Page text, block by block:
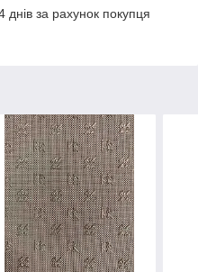
за рахунок покупця